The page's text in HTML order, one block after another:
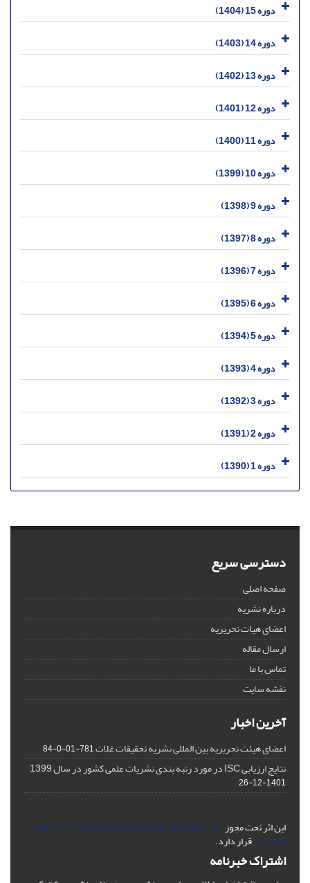
دوره 15 (1404)
دوره 14 (1403)
دوره 13 (1402)
دوره 12 (1401)
دوره 11 (1400)
دوره 10 (1399)
دوره 9 (1398)
دوره 8 (1397)
دوره 7 (1396)
دوره 6 (1395)
دوره 5 (1394)
دوره 4 (1393)
دوره 3 (1392)
دوره 2 (1391)
دوره 1 (1390)
دسترسی سریع
صفحه اصلی
درباره نشریه
اعضای هیات تحریریه
ارسال مقاله
تماس با ما
نقشه سایت
آخرین اخبار
اعضای هیئت تحریریه بین المللی نشریه تحقیقات غلات781-01-0-84
نتایج ارزیابی ISC در مورد رتبه بندی نشریات علمی کشور در سال 1399
1401-12-26
این اثر تحت مجوزhttps://creativecommons.org/licenses/by-
nc/4.0/ قرار دارد.
اشتراک خبرنامه